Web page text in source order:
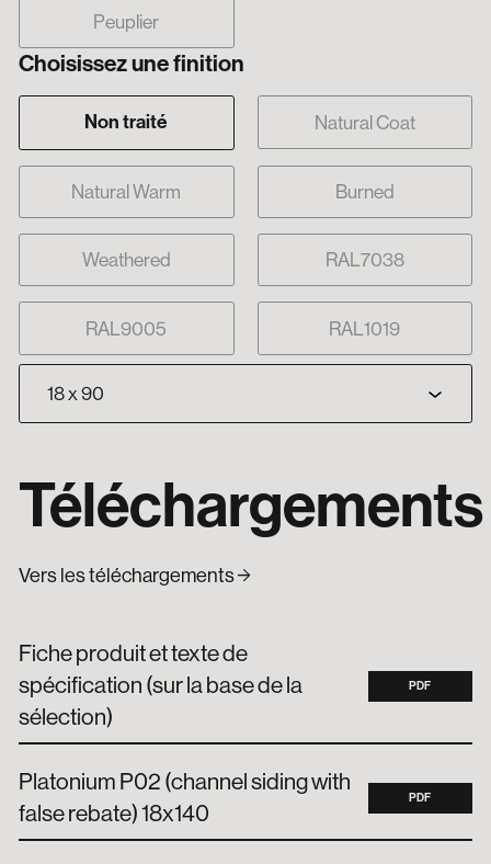
Peuplier
Choisissez une finition
Non traité Natural Coat
Natural Warm Burned
Weathered RAL7038
RAL9005 RAL1019
Téléchargements
Vers les téléchargementsarrow_forward
Fiche produit et texte de
spécification (sur la base de la
sélection)
PDF
Platonium P02 (channel siding with
false rebate) 18x140
PDF